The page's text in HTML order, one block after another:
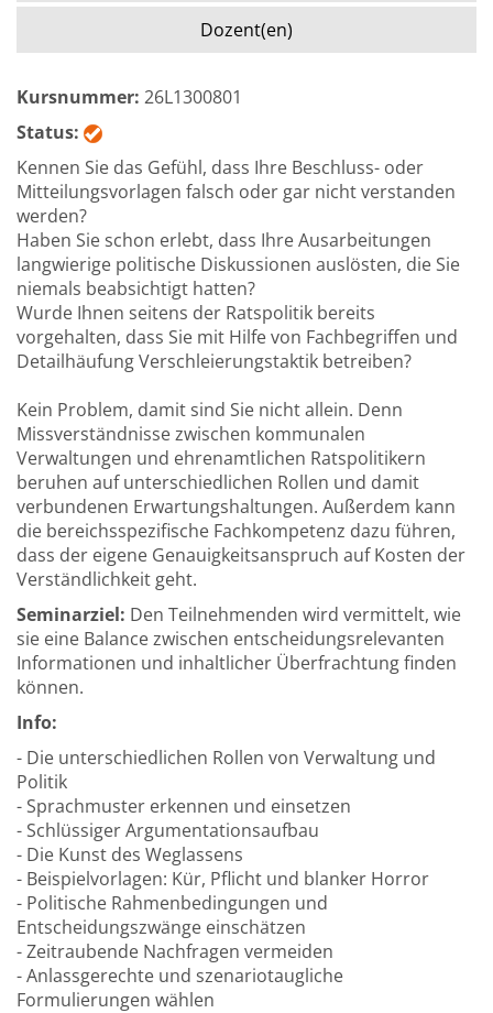
Dozent(en)
Kursnummer: 26L1300801
Status:
Kennen Sie das Gefühl, dass Ihre Beschluss- oder
Mitteilungsvorlagen falsch oder gar nicht verstanden
werden?
Haben Sie schon erlebt, dass Ihre Ausarbeitungen
langwierige politische Diskussionen auslösten, die Sie
niemals beabsichtigt hatten?
Wurde Ihnen seitens der Ratspolitik bereits
vorgehalten, dass Sie mit Hilfe von Fachbegriffen und
Detailhäufung Verschleierungstaktik betreiben?
Kein Problem, damit sind Sie nicht allein. Denn
Missverständnisse zwischen kommunalen
Verwaltungen und ehrenamtlichen Ratspolitikern
beruhen auf unterschiedlichen Rollen und damit
verbundenen Erwartungshaltungen. Außerdem kann
die bereichsspezifische Fachkompetenz dazu führen,
dass der eigene Genauigkeitsanspruch auf Kosten der
Verständlichkeit geht.
Seminarziel: Den Teilnehmenden wird vermittelt, wie
sie eine Balance zwischen entscheidungsrelevanten
Informationen und inhaltlicher Überfrachtung finden
können.
Info:
- Die unterschiedlichen Rollen von Verwaltung und
Politik
- Sprachmuster erkennen und einsetzen
- Schlüssiger Argumentationsaufbau
- Die Kunst des Weglassens
- Beispielvorlagen: Kür, Pflicht und blanker Horror
- Politische Rahmenbedingungen und
Entscheidungszwänge einschätzen
- Zeitraubende Nachfragen vermeiden
- Anlassgerechte und szenariotaugliche
Formulierungen wählen